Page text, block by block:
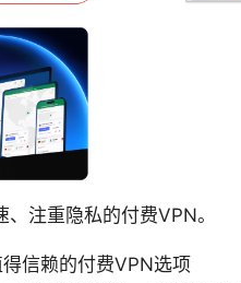
注重隐私的付费VPN。
信赖的付费VPN选项